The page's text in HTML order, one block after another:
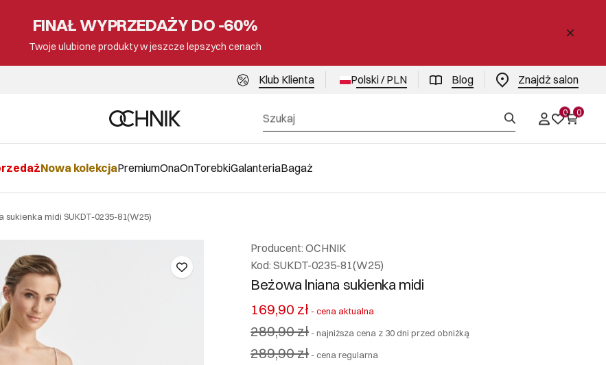
FINAŁ WYPRZEDAŻY DO -60%
Twoje ulubione produkty w jeszcze lepszych cenach
Klub Klienta Polski / PLN Blog Znajdż salon
0 0
Nowa kolekcjaPremiumOnaOnTorebkiGalanteriaBagaż
sukienka midi SUKDT-0235-81(W25)
Producent: OCHNIK
Kod: SUKDT-0235-81(W25)
Beżowa lniana sukienka midi
169,90 zł -cena aktualna
289,90 zł-najniższa cena z 30 dni przed obniżką
289,90 zł- cena regularna